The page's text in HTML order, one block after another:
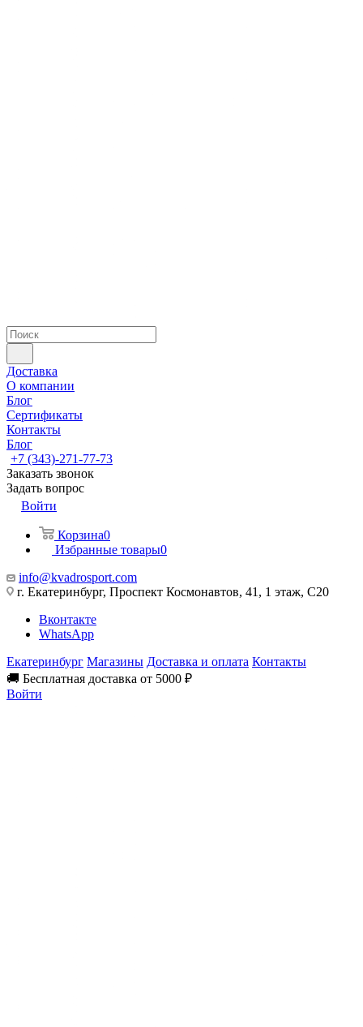
Доставка
О компании
Блог
Сертификаты
Контакты
Блог
+7 (343)-271-77-73
Заказать звонок
Задать вопрос
Войти
Корзина0
Избранные товары0
info@kvadrosport.com
г. Екатеринбург, Проспект Космонавтов, 41, 1 этаж, С20
Вконтакте
WhatsApp
Екатеринбург Магазины Доставка и оплата Контакты
🚚 Бесплатная доставка от 5000 ₽
Войти